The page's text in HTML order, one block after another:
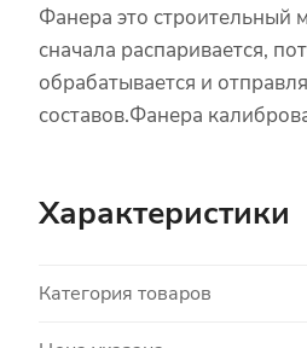
Фанера это строительный
сначала распаривается,
обрабатывается и
составов.Фанера
Характеристики
Категория товаров